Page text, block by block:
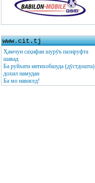
www.cit.tj
Ҳамчун саҳифаи шурӯъ пазируфта
шавад
Ба руйхати интихобшуда (дӯстдошта)
дохил намудан
Ба мо нависед!